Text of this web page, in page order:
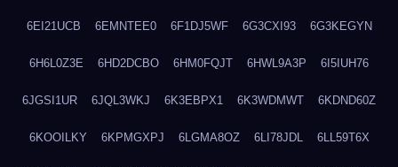
6EI21UCB 6EMNTEE0 6F1DJ5WF 6G3CXI93 6G3KEGYN
6H6L0Z3E 6HD2DCBO 6HM0FQJT 6HWL9A3P 6I5IUH76
6JGSI1UR 6JQL3WKJ 6K3EBPX1 6K3WDMWT 6KDND60Z
6KOOILKY 6KPMGXPJ 6LGMA8OZ 6LI78JDL 6LL59T6X